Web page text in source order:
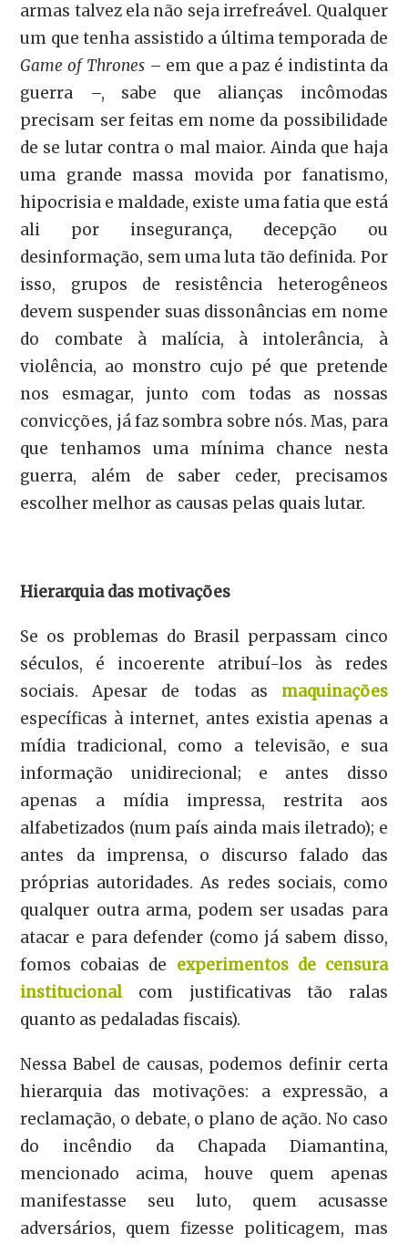
armas talvez ela não seja irrefreável. Qualquer
um que tenha assistido a última temporada de
Game of Thrones– em que a paz é indistinta da
guerra –, sabe que alianças incômodas
precisam ser feitas em nome da possibilidade
de se lutar contra o mal maior. Ainda que haja
uma grande massa movida por fanatismo,
hipocrisia e maldade, existe uma fatia que está
ali por insegurança, decepção ou
desinformação, sem uma luta tão definida. Por
isso, grupos de resistência heterogêneos
devem suspender suas dissonâncias em nome
do combate à malícia, à intolerância, à
violência, ao monstro cujo pé que pretende
nos esmagar, junto com todas as nossas
convicções, já faz sombra sobre nós. Mas, para
que tenhamos uma mínima chance nesta
guerra, além de saber ceder, precisamos
escolher melhor as causas pelas quais lutar.
Hierarquia das motivações
Se os problemas do Brasil perpassam cinco
séculos, é incoerente atribuí-los às redes
sociais. Apesar de todas as maquinações
específicas à internet, antes existia apenas a
mídia tradicional, como a televisão, e sua
informação unidirecional; e antes disso
apenas a mídia impressa, restrita aos
alfabetizados (num país ainda mais iletrado); e
antes da imprensa, o discurso falado das
próprias autoridades. As redes sociais, como
qualquer outra arma, podem ser usadas para
atacar e para defender (como já sabem disso,
fomos cobaias de experimentos de censura
institucionalcom justificativas tão ralas
quanto as pedaladas fiscais).
Nessa Babel de causas, podemos definir certa
hierarquia das motivações: a expressão, a
reclamação, o debate, o plano de ação. No caso
do incêndio da Chapada Diamantina,
mencionado acima, houve quem apenas
manifestasse seu luto, quem acusasse
adversários, quem fizesse politicagem, mas